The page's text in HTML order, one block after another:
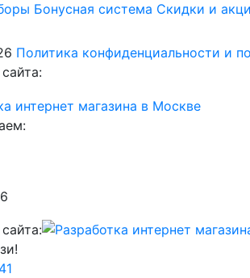
Бонусная система Скидки и
Политика конфиденциальности и